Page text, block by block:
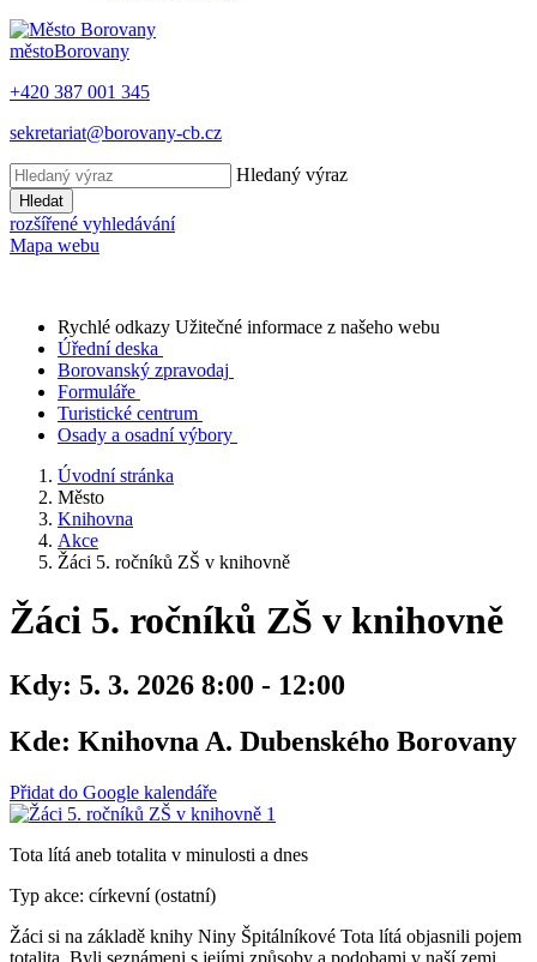
městoBorovany
+420 387 001 345
sekretariat@borovany-cb.cz
Hledaný výraz
Hledat
rozšířené vyhledávání
Mapa webu
Rychlé odkazy Užitečné informace z našeho webu
Úřední deska
Borovanský zpravodaj
Formuláře
Turistické centrum
Osady a osadní výbory
Úvodní stránka
Město
Knihovna
Akce
Žáci 5. ročníků ZŠ v knihovně
Žáci 5. ročníků ZŠ v knihovně
Kdy: 5. 3. 2026 8:00 - 12:00
Kde: Knihovna A. Dubenského Borovany
Přidat do Google kalendáře
Tota lítá aneb totalita v minulosti a dnes
Typ akce: církevní (ostatní)
Žáci si na základě knihy Niny Špitálníkové Tota lítá objasnili pojem
totalita. Byli seznámeni s jejími způsoby a podobami v naší zemi